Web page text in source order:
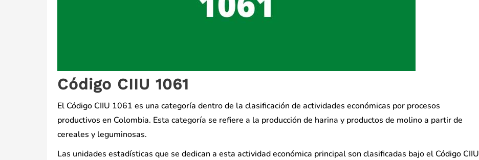
Código CIIU 1061
El Código CIIU 1061 es una categoría dentro de la clasificación de actividades económicas por procesos
productivos en Colombia. Esta categoría se refiere a la producción de harina y productos de molino a partir de
cereales y leguminosas.
Las unidades estadísticas que se dedican a esta actividad económica principal son clasificadas bajo el Código CIIU